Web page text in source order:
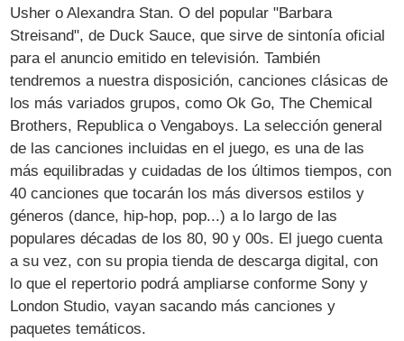
Usher o Alexandra Stan. O del popular "Barbara
Streisand", de Duck Sauce, que sirve de sintonía oficial
para el anuncio emitido en televisión. También
tendremos a nuestra disposición, canciones clásicas de
los más variados grupos, como Ok Go, The Chemical
Brothers, Republica o Vengaboys. La selección general
de las canciones incluidas en el juego, es una de las
más equilibradas y cuidadas de los últimos tiempos, con
40 canciones que tocarán los más diversos estilos y
géneros (dance, hip-hop, pop...) a lo largo de las
populares décadas de los 80, 90 y 00s. El juego cuenta
a su vez, con su propia tienda de descarga digital, con
lo que el repertorio podrá ampliarse conforme Sony y
London Studio, vayan sacando más canciones y
paquetes temáticos.